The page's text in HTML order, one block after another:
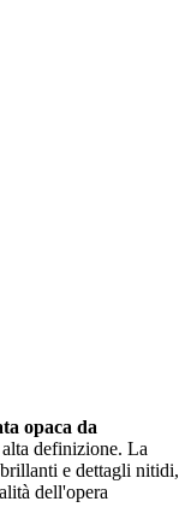
opaca da
definizione. La
e dettagli nitidi,
dell'opera